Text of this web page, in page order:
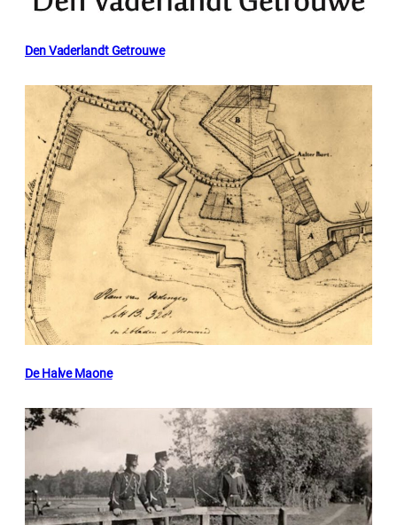
Den Vaderlandt Getrouwe
De Halve Maone